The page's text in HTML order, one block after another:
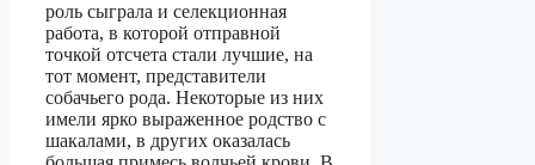
роль сыграла и селекционная
работа, в которой отправной
точкой отсчета стали лучшие, на
тот момент, представители
собачьего рода. Некоторые из них
имели ярко выраженное родство с
шакалами, в других оказалась